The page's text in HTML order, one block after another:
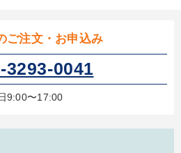
別」「キーワード」を更新いただけます。
イトル）からお探しいただけます
ご注文・お申込み
3293-0041
9:00〜17:00